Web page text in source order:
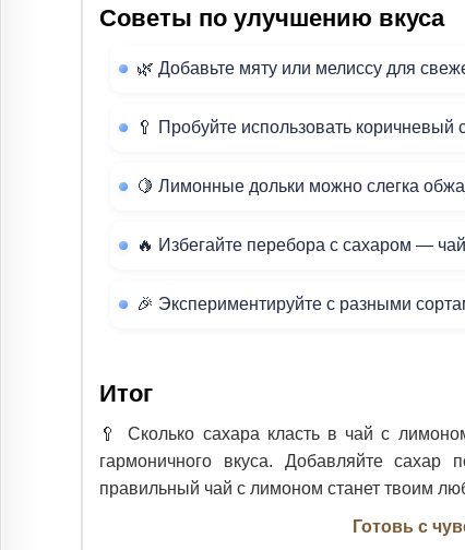
Советы по улучшению вкуса
🌿 Добавьте мяту или мелиссу для
🥄 Пробуйте использовать коричневый
🍋 Лимонные дольки можно слегка
🔥 Избегайте перебора с сахаром —
🎉 Экспериментируйте с разными
Итог
🥄 Сколько сахара класть в чай с
гармоничного вкуса. Добавляйте сахар
правильный чай с лимоном станет твоим
Готовь с